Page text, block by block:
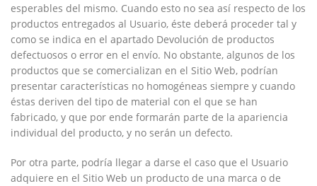
esperables del mismo. Cuando esto no sea así respecto de los
productos entregados al Usuario, éste deberá proceder tal y
como se indica en el apartado Devolución de productos
defectuosos o error en el envío. No obstante, algunos de los
productos que se comercializan en el Sitio Web, podrían
presentar características no homogéneas siempre y cuando
éstas deriven del tipo de material con el que se han
fabricado, y que por ende formarán parte de la apariencia
individual del producto, y no serán un defecto.
Por otra parte, podría llegar a darse el caso que el Usuario
adquiere en el Sitio Web un producto de una marca o de